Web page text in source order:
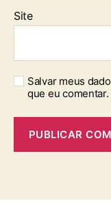
Site
Salvar meus
que eu comentar.